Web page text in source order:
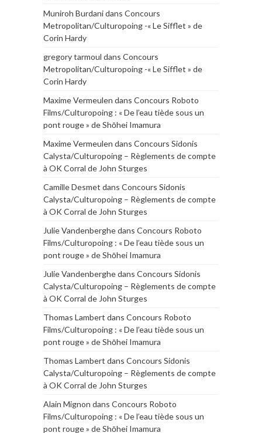
Muniroh Burdanidans Concours
Metropolitan/Culturopoing -« Le Sifflet » de
Corin Hardy
gregory tarmoul dans Concours
Metropolitan/Culturopoing -« Le Sifflet » de
Corin Hardy
Maxime Vermeulen dans Concours Roboto
Films/Culturopoing : « De l’eau tiède sous un
pont rouge » de Shōhei Imamura
Maxime Vermeulen dans Concours Sidonis
Calysta/Culturopoing – Règlements de compte
à OK Corral de John Sturges
Camille Desmet dans Concours Sidonis
Calysta/Culturopoing – Règlements de compte
à OK Corral de John Sturges
Julie Vandenberghedans Concours Roboto
Films/Culturopoing : « De l’eau tiède sous un
pont rouge » de Shōhei Imamura
Julie Vandenberghedans Concours Sidonis
Calysta/Culturopoing – Règlements de compte
à OK Corral de John Sturges
Thomas Lambert dans Concours Roboto
Films/Culturopoing : « De l’eau tiède sous un
pont rouge » de Shōhei Imamura
Thomas Lambert dans Concours Sidonis
Calysta/Culturopoing – Règlements de compte
à OK Corral de John Sturges
Alain Mignon dans Concours Roboto
Films/Culturopoing : « De l’eau tiède sous un
pont rouge » de Shōhei Imamura